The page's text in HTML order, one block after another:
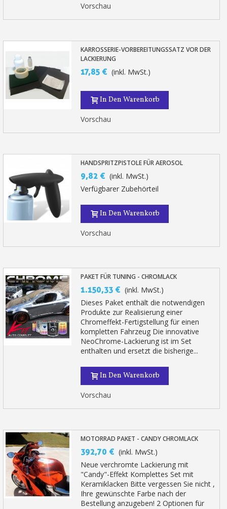
Vorschau
KARROSSERIE-VORBEREITUNGSSATZ VOR DER
LACKIERUNG
17,85 € (inkl. MwSt.)
In Den Warenkorb
Vorschau
HANDSPRITZPISTOLE FÜR AEROSOL
9,82 € (inkl. MwSt.)
Verfügbarer Zubehörteil
In Den Warenkorb
Vorschau
PAKET FÜR TUNING - CHROMLACK
1.150,33 € (inkl. MwSt.)
Dieses Paket enthält die notwendigen
Produkte zur Realisierung einer
Chromeffekt-Fertigstellung für einen
kompletten Fahrzeug Die innovative
NeoChrome-Lackierung ist im Set
enthalten und ersetzt die bisherige...
In Den Warenkorb
Vorschau
MOTORRAD PAKET - CANDY CHROMLACK
392,70 € (inkl. MwSt.)
Neue verchromte Lackierung mit
"Candy"-Effekt Komplettes Set mit
Keramiklacken Bitte vergessen Sie nicht ,
Ihre gewünschte Farbe nach der
Bestellung anzugeben! 2 Optionen für